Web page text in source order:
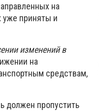
на
уже приняты и
изменений в
на
средствам,
должен пропустить